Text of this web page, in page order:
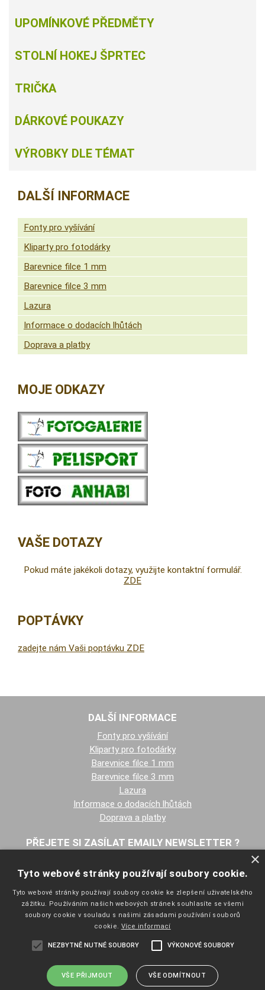
UPOMÍNKOVÉ PŘEDMĚTY
STOLNÍ HOKEJ ŠPRTEC
TRIČKA
DÁRKOVÉ POUKAZY
VÝROBKY DLE TÉMAT
DALŠÍ INFORMACE
Fonty pro vyšívání
Kliparty pro fotodárky
Barevnice filce 1 mm
Barevnice filce 3 mm
Lazura
Informace o dodacích lhůtách
Doprava a platby
MOJE ODKAZY
VAŠE DOTAZY
Pokud máte jakékoli dotazy, využijte kontaktní formulář.
ZDE
POPTÁVKY
zadejte nám Vaši poptávku ZDE
DALŠÍ INFORMACE
Fonty pro vyšívání
Kliparty pro fotodárky
Barevnice filce 1 mm
Barevnice filce 3 mm
Lazura
Informace o dodacích lhůtách
Doprava a platby
PŘEJETE SI ZASÍLAT EMAILY NEWSLETTER ?
NAVIGACE
Úvodní strana
Katalog zboží
Nákupní košík
×
Tyto webové stránky používají soubory cookie.
Tyto webové stránky používají soubory cookie ke zlepšení uživatelského
zážitku. Používáním našich webových stránek souhlasíte se všemi
soubory cookie v souladu s našimi zásadami používání souborů
cookie. Více informací
NEZBYTNĚ NUTNÉ SOUBORY VÝKONOVÉ SOUBORY
VŠE PŘIJMOUT VŠE ODMÍTNOUT